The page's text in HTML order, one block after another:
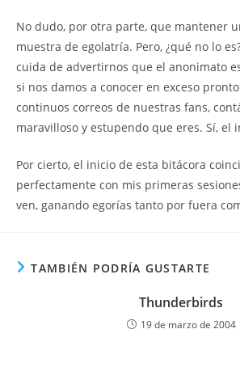
No dudo, por otra parte, que mantener
muestra de egolatría. Pero, ¿qué no lo
cuida de advertirnos que el anonimato
si nos damos a conocer en exceso
continuos correos de nuestras fans,
maravilloso y estupendo que eres. Sí, el
Por cierto, el inicio de esta bitácora
perfectamente con mis primeras
ven, ganando egorías tanto por fuera
TAMBIÉN PODRÍA GUSTARTE
Thunderbirds
19 de marzo de 2004